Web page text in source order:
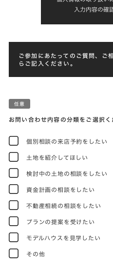
入力内容の確
ご参加にあたってのご質問、ご
らご記入ください。
お問い合わせ内容の分類をご選択く
個別相談の来店予約をしたい
土地を紹介してほしい
検討中の土地の相談をしたい
資金計画の相談をしたい
不動産相続の相談をしたい
プランの提案を受けたい
モデルハウスを見学したい
その他